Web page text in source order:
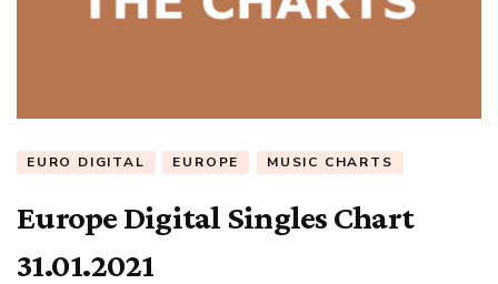
EURO DIGITAL EUROPE MUSIC CHARTS
Europe Digital Singles Chart
31.01.2021